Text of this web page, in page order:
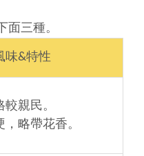
面三種。
味&特性
親民。
略帶花香。